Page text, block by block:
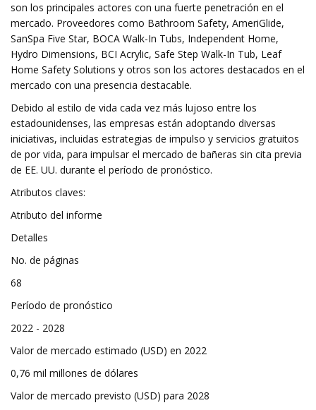
son los principales actores con una fuerte penetración en el
mercado. Proveedores como Bathroom Safety, AmeriGlide,
SanSpa Five Star, BOCA Walk-In Tubs, Independent Home,
Hydro Dimensions, BCI Acrylic, Safe Step Walk-In Tub, Leaf
Home Safety Solutions y otros son los actores destacados en el
mercado con una presencia destacable.
Debido al estilo de vida cada vez más lujoso entre los
estadounidenses, las empresas están adoptando diversas
iniciativas, incluidas estrategias de impulso y servicios gratuitos
de por vida, para impulsar el mercado de bañeras sin cita previa
de EE. UU. durante el período de pronóstico.
Atributos claves:
Atributo del informe
Detalles
No. de páginas
68
Período de pronóstico
2022 - 2028
Valor de mercado estimado (USD) en 2022
0,76 mil millones de dólares
Valor de mercado previsto (USD) para 2028